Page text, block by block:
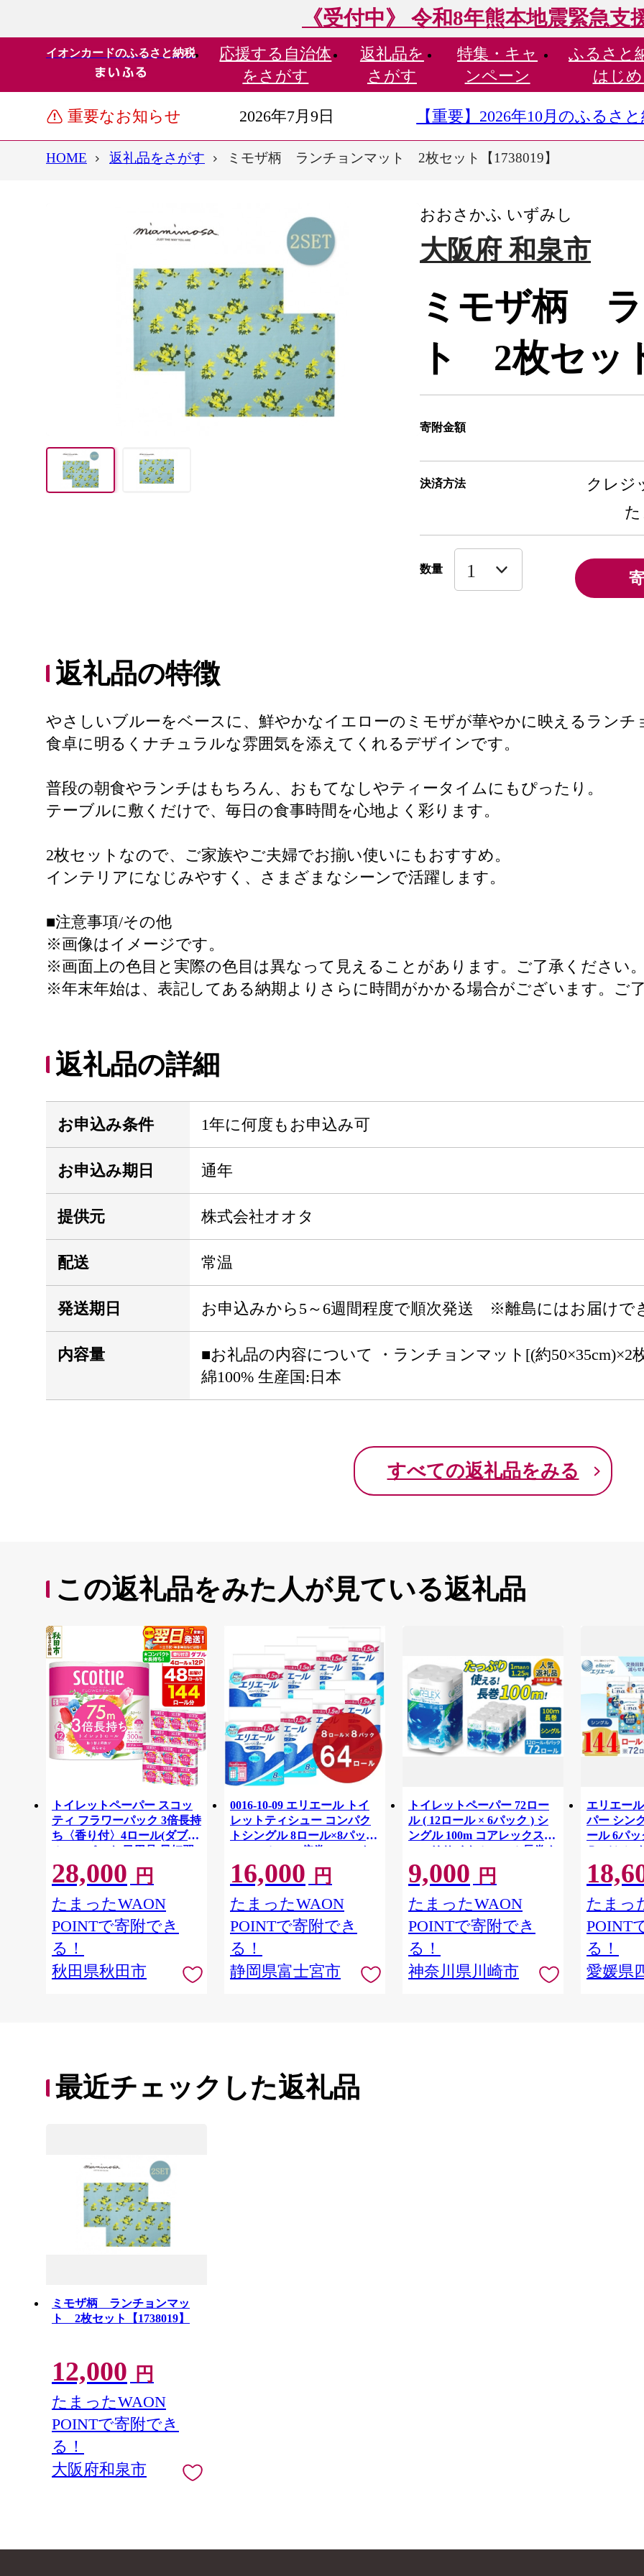
《受付中》 令和8年熊本地震緊急支
イオンカードのふるさと納税 応援する 自治体
をさがす
返礼品を
さがす
特集・ キャ
ンペーン
ふるさと
はじめ
重要なお知らせ 2026年7月9日 【重要】2026年10月のふるさ
HOME 返礼品をさがす ミモザ柄 ランチョンマット 2枚セット【1738019】
おおさかふ いずみし
大阪府 和泉市
ミモザ柄 ラ
ト 2枚セッ
寄附金額
決済方法
クレジ
数量
返礼品の特徴
やさしいブルーをベースに、鮮やかなイエローのミモザが華やかに映えるランチ
食卓に明るくナチュラルな雰囲気を添えてくれるデザインです。
普段の朝食やランチはもちろん、おもてなしやティータイムにもぴったり。
テーブルに敷くだけで、毎日の食事時間を心地よく彩ります。
2枚セットなので、ご家族やご夫婦でお揃い使いにもおすすめ。
インテリアになじみやすく、さまざまなシーンで活躍します。
■注意事項/その他
※画像はイメージです。
※画面上の色目と実際の色目は異なって見えることがあります。ご了承ください。
※年末年始は、表記してある納期よりさらに時間がかかる場合がございます。ご了
返礼品の詳細
お申込み条件 1年に何度もお申込み可
お申込み期日 通年
提供元 株式会社オオタ
配送 常温
発送期日 お申込みから5～6週間程度で順次発送 ※離島にはお届けで
内容量
■お礼品の内容について ・ランチョンマット[(約50×35cm)×2
綿100% 生産国:日本
すべての返礼品をみる
この返礼品をみた人が見ている返礼品
トイレットペーパー スコッ
ティ フラワーパック 3倍長持
ち〈香り付〉4ロール(ダブ
ル)×12パック 日用品 最短翌
日発送 [スコッティ フラワー
パック トイレットペーパー
日本製紙クレシア] 秋田県秋
田市
28,000 円
たまったWAON
POINTで寄附でき
る！
秋田県秋田市
0016-10-09 エリエール トイ
レットティシュー コンパク
トシングル 8ロール×8パック
64ロール 1.5倍巻 82.5m ト
イレットペーパー シングル
パルプ100％ 香りつき 日用品
消耗品 備蓄
16,000 円
たまったWAON
POINTで寄附でき
る！
静岡県富士宮市
トイレットペーパー 72ロー
ル ( 12ロール × 6パック ) シ
ングル 100m コアレックス
FSCリサイクルロール長巻タ
イプ 再生紙 100％ 日用品 消
耗品 防災 備蓄 トイレットペ
ーパー トイレ 神奈川県 川崎
市 トイレットペーパー 新生
活 生活雑貨 生活用品 といれ
っとぺーぱー 長持ち 長巻き
まとめ 非常 便利 サステナブ
ル エコ トイレットペーパー
9,000 円
たまったWAON
POINTで寄附でき
る！
神奈川県川崎市
エリエー
パー シン
ール 6パ
Ｒ （シン
パック 日
備蓄 防災
たまっ
POINT
る！
愛媛県
最近チェックした返礼品
ミモザ柄 ランチョンマッ
ト 2枚セット【1738019】
12,000 円
たまったWAON
POINTで寄附でき
る！
大阪府和泉市